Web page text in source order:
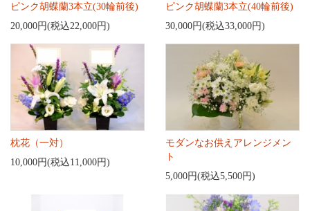
ピンク胡蝶蘭3本立(30輪前後)
20,000円(税込22,000円)
ピンク胡蝶蘭3本立(40輪前後)
30,000円(税込33,000円)
枕花（一対）
10,000円(税込11,000円)
モダンなお供えアレンジメン
ト
5,000円(税込5,500円)